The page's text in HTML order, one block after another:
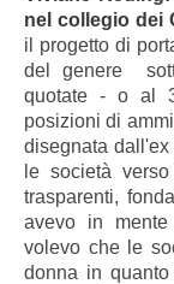
nel collegio dei
il progetto di
del genere
quotate - o al
posizioni di
disegnata
le società
trasparenti,
avevo in
volevo che le
donna in